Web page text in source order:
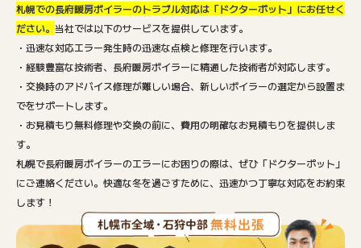
札幌での長府暖房ボイラーのトラブル対応は「ドクターポット」にお任せく
ださい。 当社では以下のサービスを提供しています。
・迅速な対応エラー発生時の迅速な点検と修理を行います。
・経験豊富な技術者、長府暖房ボイラーに精通した技術者が対応します。
・交換時のアドバイス修理が難しい場合、新しいボイラーの選定から設置ま
でをサポートします。
・お見積もり無料修理や交換の前に、費用の明確なお見積もりを提供しま
す。
札幌で長府暖房ボイラーのエラーにお困りの際は、ぜひ「ドクターポット」
にご連絡ください。快適な冬を過ごすために、迅速かつ丁寧な対応をお約束
します！